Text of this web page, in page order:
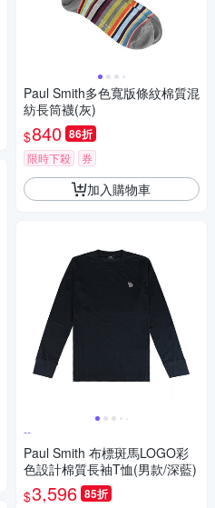
Paul Smith多色寬版條紋棉質混
紡長筒襪(灰)
$840 86折
限時下殺 券
加入購物車
--
Paul Smith 布標斑馬LOGO彩
色設計棉質長袖T恤(男款/深藍)
$3,596 85折